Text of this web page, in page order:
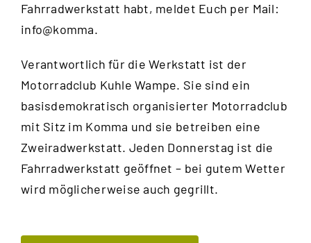
Fahrradwerkstatt habt, meldet Euch per Mail:
info@komma.
Verantwortlich für die Werkstatt ist der
Motorradclub Kuhle Wampe. Sie sind ein
basisdemokratisch organisierter Motorradclub
mit Sitz im Komma und sie betreiben eine
Zweiradwerkstatt. Jeden Donnerstag ist die
Fahrradwerkstatt geöffnet – bei gutem Wetter
wird möglicherweise auch gegrillt.